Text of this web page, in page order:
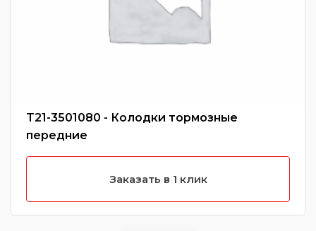
T21-3501080 - Колодки тормозные
передние
Заказать в 1 клик